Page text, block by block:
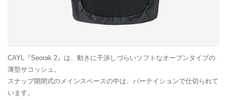
CAYL『Seorak 2』は、動きに干渉しづらいソフトなオープンタイプの
薄型サコッシュ。
スナップ開閉式のメインスペースの中は、パーテイションで仕切られて
います。